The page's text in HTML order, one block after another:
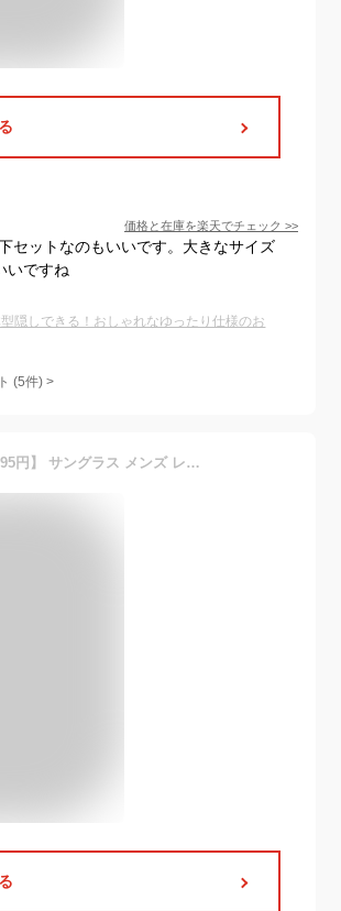
価格と在庫を楽天でチェック >>
セットなのもいいです。大きなサイズ
いですね
隠しできる！おしゃれなゆったり仕様のお
(5件) >
【最大20％OFFクーポン】【3990円→半額1995円】 サングラス メンズ レディース SBG ブランド スクエア ブルー クリアレンズ カラー レンズ 薄い 色 uv スポーツ 大きめ ブルーレンズ メガネ おしゃれ おすすめ